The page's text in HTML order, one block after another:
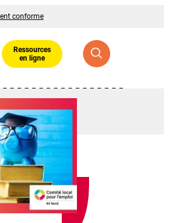
conforme
Ressources
en ligne